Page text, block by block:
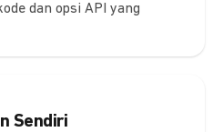
dan opsi API yang
Sendiri